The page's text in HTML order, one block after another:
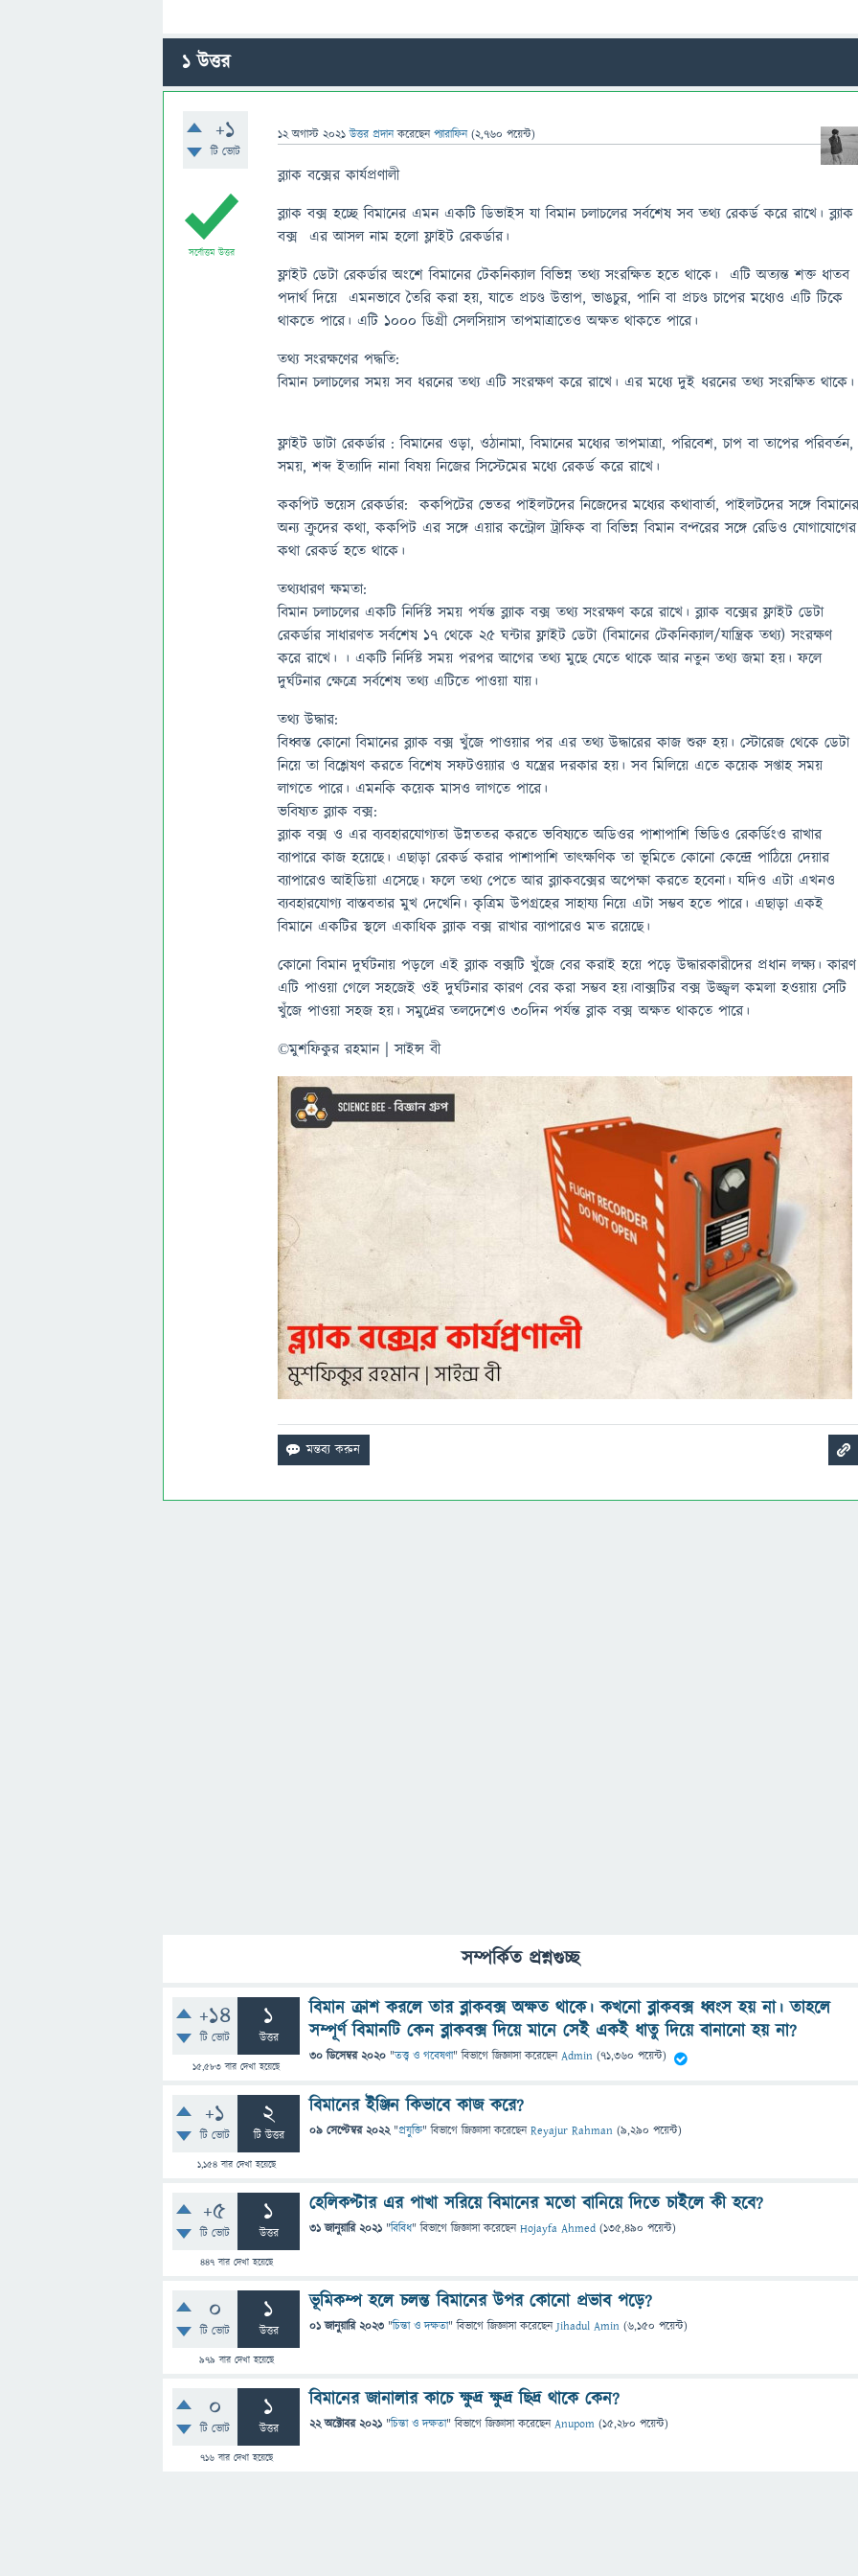
1উত্তর
+1
টি ভোট
12 অগাস্ট 2021 উত্তর প্রদান করেছেনপ্যারাফিন (2,760 পয়েন্ট)
সর্বোত্তম উত্তর
ব্ল্যাক বক্সের কার্যপ্রণালী
ব্ল্যাক বক্স হচ্ছে বিমানের এমন একটি ডিভাইস যা বিমান চলাচলের সর্বশেষ সব তথ্য রেকর্ড করে রাখে। ব্ল্যাক
বক্স এর আসল নাম হলো ফ্লাইট রেকর্ডার।
ফ্লাইট ডেটা রেকর্ডার অংশে বিমানের টেকনিক্যাল বিভিন্ন তথ্য সংরক্ষিত হতে থাকে। এটি অত্যন্ত শক্ত ধাতব
পদার্থ দিয়ে এমনভাবে তৈরি করা হয়, যাতে প্রচণ্ড উত্তাপ, ভাঙচুর, পানি বা প্রচণ্ড চাপের মধ্যেও এটি টিকে
থাকতে পারে। এটি ১০০০ ডিগ্রী সেলসিয়াস তাপমাত্রাতেও অক্ষত থাকতে পারে।
তথ্য সংরক্ষণের পদ্ধতি:
বিমান চলাচলের সময় সব ধরনের তথ্য এটি সংরক্ষণ করে রাখে। এর মধ্যে দুই ধরনের তথ্য সংরক্ষিত থাকে।
ফ্লাইট ডাটা রেকর্ডার : বিমানের ওড়া, ওঠানামা, বিমানের মধ্যের তাপমাত্রা, পরিবেশ, চাপ বা তাপের পরিবর্তন,
সময়, শব্দ ইত্যাদি নানা বিষয় নিজের সিস্টেমের মধ্যে রেকর্ড করে রাখে।
ককপিট ভয়েস রেকর্ডার: ককপিটের ভেতর পাইলটদের নিজেদের মধ্যের কথাবার্তা, পাইলটদের সঙ্গে বিমানের
অন্য ক্রুদের কথা, ককপিট এর সঙ্গে এয়ার কন্ট্রোল ট্রাফিক বা বিভিন্ন বিমান বন্দরের সঙ্গে রেডিও যোগাযোগের
কথা রেকর্ড হতে থাকে।
তথ্যধারণ ক্ষমতা:
বিমান চলাচলের একটি নির্দিষ্ট সময় পর্যন্ত ব্ল্যাক বক্স তথ্য সংরক্ষণ করে রাখে। ব্ল্যাক বক্সের ফ্লাইট ডেটা
রেকর্ডার সাধারণত সর্বশেষ ১৭ থেকে ২৫ ঘন্টার ফ্লাইট ডেটা (বিমানের টেকনিক্যাল/যান্ত্রিক তথ্য) সংরক্ষণ
করে রাখে। । একটি নির্দিষ্ট সময় পরপর আগের তথ্য মুছে যেতে থাকে আর নতুন তথ্য জমা হয়। ফলে
দুর্ঘটনার ক্ষেত্রে সর্বশেষ তথ্য এটিতে পাওয়া যায়।
তথ্য উদ্ধার:
বিধ্বস্ত কোনো বিমানের ব্ল্যাক বক্স খুঁজে পাওয়ার পর এর তথ্য উদ্ধারের কাজ শুরু হয়। স্টোরেজ থেকে ডেটা
নিয়ে তা বিশ্লেষণ করতে বিশেষ সফটওয়্যার ও যন্ত্রের দরকার হয়। সব মিলিয়ে এতে কয়েক সপ্তাহ সময়
লাগতে পারে। এমনকি কয়েক মাসও লাগতে পারে।
ভবিষ্যত ব্ল্যাক বক্স:
ব্ল্যাক বক্স ও এর ব্যবহারযোগ্যতা উন্নততর করতে ভবিষ্যতে অডিওর পাশাপাশি ভিডিও রেকর্ডিংও রাখার
ব্যাপারে কাজ হয়েছে। এছাড়া রেকর্ড করার পাশাপাশি তাৎক্ষণিক তা ভূমিতে কোনো কেন্দ্রে পাঠিয়ে দেয়ার
ব্যাপারেও আইডিয়া এসেছে। ফলে তথ্য পেতে আর ব্ল্যাকবক্সের অপেক্ষা করতে হবেনা। যদিও এটা এখনও
ব্যবহারযোগ্য বাস্তবতার মুখ দেখেনি। কৃত্রিম উপগ্রহের সাহায্য নিয়ে এটা সম্ভব হতে পারে। এছাড়া একই
বিমানে একটির স্থলে একাধিক ব্ল্যাক বক্স রাখার ব্যাপারেও মত রয়েছে।
কোনো বিমান দুর্ঘটনায় পড়লে এই ব্ল্যাক বক্সটি খুঁজে বের করাই হয়ে পড়ে উদ্ধারকারীদের প্রধান লক্ষ্য। কারণ
এটি পাওয়া গেলে সহজেই ওই দুর্ঘটনার কারণ বের করা সম্ভব হয়।বাক্সটির বক্স উজ্জ্বল কমলা হওয়ায় সেটি
খুঁজে পাওয়া সহজ হয়। সমুদ্রের তলদেশেও ৩০দিন পর্যন্ত ব্লাক বক্স অক্ষত থাকতে পারে।
©️মুশফিকুর রহমান | সাইন্স বী
সম্পর্কিত প্রশ্নগুচ্ছ
+14
টি ভোট
1
উত্তর
15,583 বার দেখা হয়েছে
বিমান ক্রাশ করলে তার ব্লাকবক্স অক্ষত থাকে। কখনো ব্লাকবক্স ধ্বংস হয় না। তাহলে
সম্পূর্ণ বিমানটি কেন ব্লাকবক্স দিয়ে মানে সেই একই ধাতু দিয়ে বানানো হয় না?
30 ডিসেম্বর 2020 "তত্ত্ব ও গবেষণা" বিভাগে জিজ্ঞাসাকরেছেনAdmin (71,360 পয়েন্ট)
+1
টি ভোট
2
টি উত্তর
1,154বার দেখা হয়েছে
বিমানের ইঞ্জিন কিভাবে কাজ করে?
09 সেপ্টেম্বর 2022 "প্রযুক্তি" বিভাগে জিজ্ঞাসাকরেছেনReyajur Rahman (9,290 পয়েন্ট)
+5
টি ভোট
1
উত্তর
447বার দেখা হয়েছে
হেলিকপ্টার এর পাখা সরিয়ে বিমানের মতো বানিয়ে দিতে চাইলে কী হবে?
31 জানুয়ারি 2021 "বিবিধ" বিভাগে জিজ্ঞাসাকরেছেনHojayfa Ahmed (135,490 পয়েন্ট)
0
টি ভোট
1
উত্তর
979 বার দেখা হয়েছে
ভূমিকম্প হলে চলন্ত বিমানের উপর কোনো প্রভাব পড়ে?
01 জানুয়ারি 2023 "চিন্তা ও দক্ষতা" বিভাগে জিজ্ঞাসাকরেছেনJihadul Amin (6,150 পয়েন্ট)
0
টি ভোট
1
উত্তর
716বার দেখা হয়েছে
বিমানের জানালার কাচে ক্ষুদ্র ক্ষুদ্র ছিদ্র থাকে কেন?
22 অক্টোবর 2021 "চিন্তা ও দক্ষতা" বিভাগে জিজ্ঞাসাকরেছেনAnupom (15,280 পয়েন্ট)